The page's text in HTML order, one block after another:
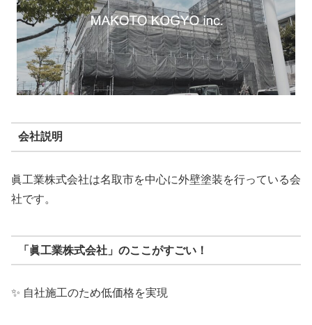
会社説明
眞工業株式会社は名取市を中心に外壁塗装を行っている会
社です。
「眞工業株式会社」のここがすごい！
✨ 自社施工のため低価格を実現